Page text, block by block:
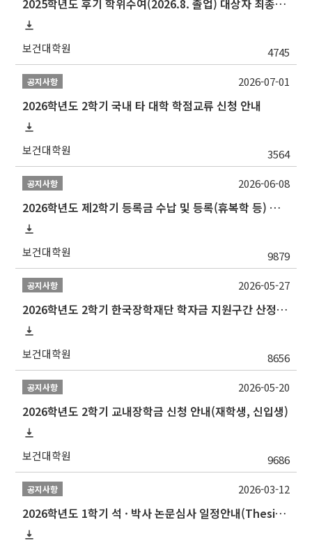
2025학년도 후기 학위수여(2026.8. 졸업) 대상자 최종인준 논문 제출 안내
보건대학원 4745
공지사항
2026학년도 2학기 국내 타 대학 학점교류 신청 안내
보건대학원 3564
2026-07-01
공지사항
2026학년도 제2학기 등록금 수납 및 등록(휴복학 등) 일정 안내
보건대학원 9879
2026-06-08
공지사항
2026학년도 2학기 한국장학재단 학자금 지원구간 산정 신청 안내
보건대학원 8656
2026-05-27
공지사항
2026학년도 2학기 교내장학금 신청 안내(재학생, 신입생)
보건대학원 9686
2026-05-20
공지사항
2026학년도 1학기 석 · 박사 논문심사 일정안내(Thesis Defense Schedules)
2026-03-12